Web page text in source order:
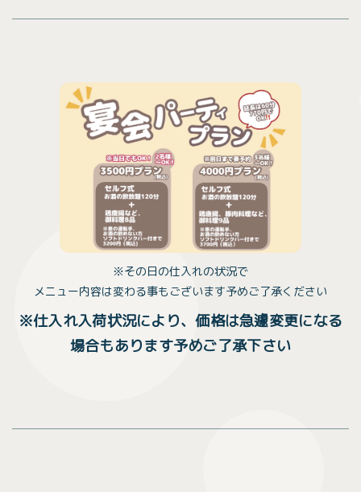
※その日の仕入れの状況で
メニュー内容は変わる事もございます予めご了承ください
※仕入れ入荷状況により、価格は急遽変更になる
場合もあります予めご了承下さい